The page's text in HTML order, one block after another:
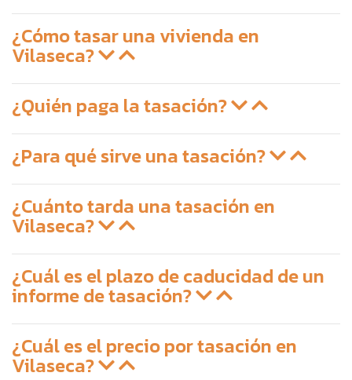
¿Cómo tasar una vivienda en
Vilaseca?
¿Quién paga la tasación?
¿Para qué sirve una tasación?
¿Cuánto tarda una tasación en
Vilaseca?
¿Cuál es el plazo de caducidad de un
informe de tasación?
¿Cuál es el precio por tasación en
Vilaseca?